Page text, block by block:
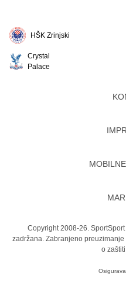
HŠK Zrinjski
Crystal
Palace
Copyright 2008-26.
zadržana. Zabranjeno
o
Osigurava